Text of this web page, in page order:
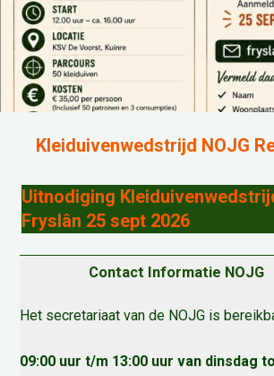
Kleiduivenwedstrijd NOJG
Uitnodiging
Fryslân 25 sept 2026
Contact Informatie NOJG
Het secretariaat van de NOJG is
09:00 uur t/m 13:00 uur van dinsdag